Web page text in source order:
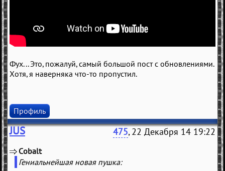
Фух... Это, пожалуй, самый большой пост с обновлениями.
Хотя, я наверняка что-то пропустил.
Профиль
JUS 475, 22 Декабря 14 19:22
Cobalt
Гениальнейшая новая пушка: